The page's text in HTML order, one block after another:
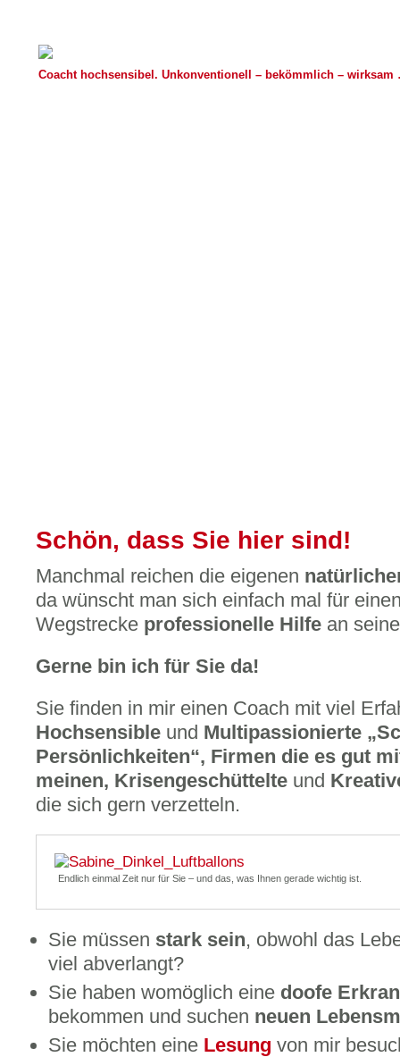
Coacht hochsensibel. Unkonventionell – bekömmlich –
Schön, dass Sie hier sind!
Manchmal reichen die eigenen
da wünscht man sich einfach mal für
Wegstrecke professionelle Hilfe an
Gerne bin ich für Sie da!
Sie finden in mir einen Coach mit viel
Hochsensible und Multipassionierte
Persönlichkeiten“, Firmen die es gut
meinen, Krisengeschüttelte und
die sich gern verzetteln.
Endlich einmal Zeit nur für Sie – und das, was Ihnen gerade wichtig ist.
Sie müssen stark sein, obwohl das
viel abverlangt?
Sie haben womöglich eine doofe
bekommen und suchen neuen
Sie möchten eine Lesung von mir